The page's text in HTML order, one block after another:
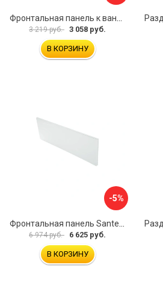
3 219 руб. 3 058 руб.
В КОРЗИНУ
-5%
6 974 руб. 6 625 руб.
В КОРЗИНУ